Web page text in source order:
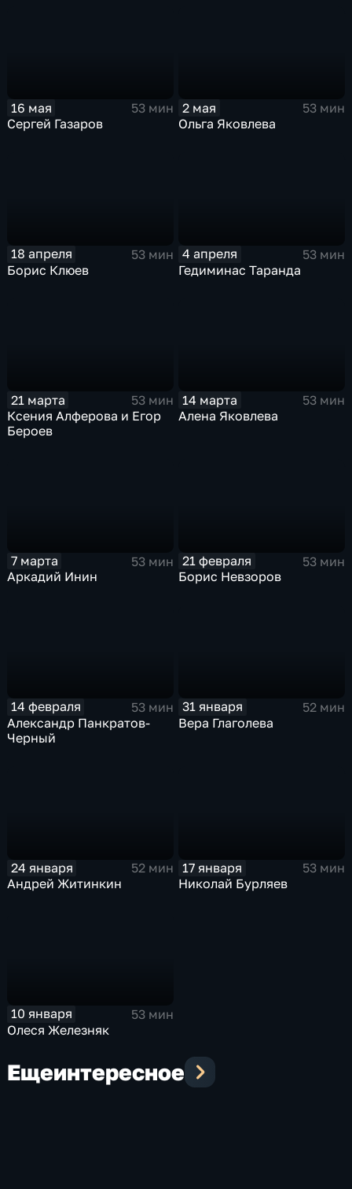
16 мая
53 мин
Сергей Газаров
2 мая
53 мин
Ольга Яковлева
18 апреля
53 мин
Борис Клюев
4 апреля
53 мин
Гедиминас Таранда
21 марта
53 мин
Ксения Алферова и Егор
Бероев
14 марта
53 мин
Алена Яковлева
7 марта
53 мин
Аркадий Инин
21 февраля
53 мин
Борис Невзоров
14 февраля
53 мин
Александр Панкратов-
Черный
31 января
52 мин
Вера Глаголева
24 января
52 мин
Андрей Житинкин
17 января
53 мин
Николай Бурляев
10 января
53 мин
Олеся Железняк
Ещеинтересное